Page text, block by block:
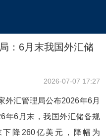
：6月末我国外汇储
2026-07-07 17:27
外汇管理局公布2026年6月
年6月末，我国外汇储备规
降260亿美元，降幅为